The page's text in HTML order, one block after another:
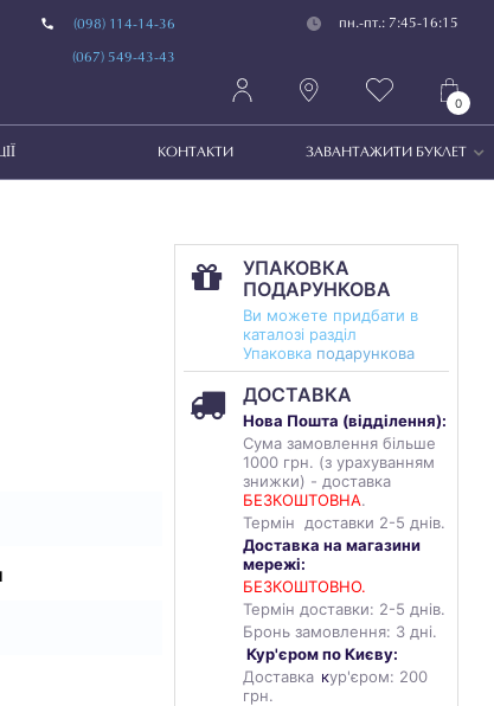
(098) 114-14-36
(067) 549-43-43
пн.-пт.: 7:45-16:15
0
КОНТАКТИ ЗАВАНТАЖИТИ БУКЛЕТ
УПАКОВКА
ПОДАРУНКОВА
Ви можете придбати в
каталозі разділ
Упаковка подарункова
ДОСТАВКА
Нова Пошта (відділення):
Сума замовлення більше
1000 грн. (з урахуванням
знижки) - доставка
БЕЗКОШТОВНА.
Термін доставки 2-5 днів.
Доставка на магазини
мережі:
БЕЗКОШТОВНО.
Термін доставки: 2-5 днів.
Бронь замовлення: 3 дні.
Кур'єром по Києву:
Доставка кур'єром: 200
грн.